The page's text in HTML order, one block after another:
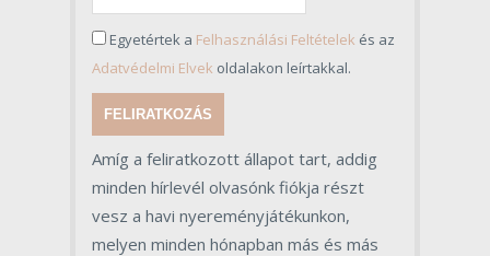
Egyetértek a Felhasználási Feltételek és az
Adatvédelmi Elvek oldalakon leírtakkal.
FELIRATKOZÁS
Amíg a feliratkozott állapot tart, addig
minden hírlevél olvasónk fiókja részt
vesz a havi nyereményjátékunkon,
melyen minden hónapban más és más